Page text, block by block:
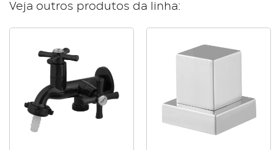
Veja outros produtos da linha: